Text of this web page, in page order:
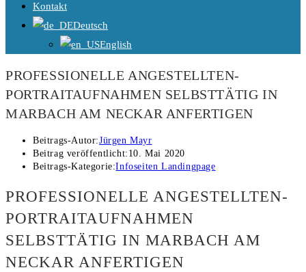
Kontakt
Deutsch
English
PROFESSIONELLE ANGESTELLTEN-
PORTRAITAUFNAHMEN SELBSTTÄTIG IN
MARBACH AM NECKAR ANFERTIGEN
Beitrags-Autor:Jürgen Mayr
Beitrag veröffentlicht: 10. Mai 2020
Beitrags-Kategorie:Infoseiten Landingpage
PROFESSIONELLE ANGESTELLTEN-
PORTRAITAUFNAHMEN
SELBSTTÄTIG IN MARBACH AM
NECKAR ANFERTIGEN